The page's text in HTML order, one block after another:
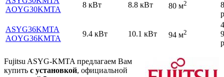
AOYG30KMTA
8 кВт 8.8 кВт 80 м2
ASYG36KMTA
AOYG36KMTA
9.4 кВт 10.1 кВт 94 м2
Fujitsu ASYG-KMTA предлагаем Вам
купить с установкой, официальной